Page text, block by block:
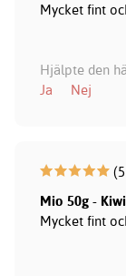
Mycket fint
Hjälpte den
Ja
Nej
(5
Mio 50g -
Mycket fint